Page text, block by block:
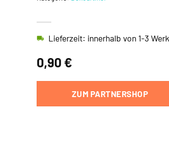
0,90 €
Lieferzeit: innerhalb von 1-3
ZUM PARTNERSHOP